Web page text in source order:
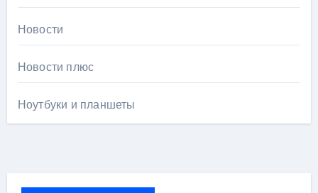
Новости
Новости плюс
Ноутбуки и планшеты